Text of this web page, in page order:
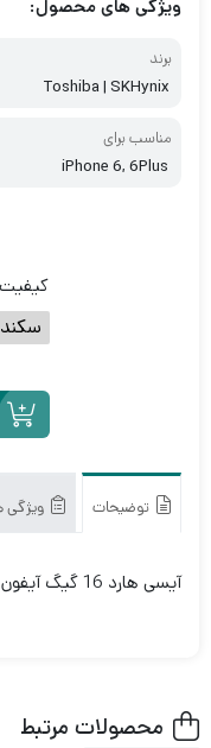
ویژگی های محصول:
برند
Toshiba | SKHynix
مناسب برای
iPhone 6, 6Plus
کیفیت
سکند
توضیحات
آیسی هارد 16 گیگ آیفون 5s تا 6Plus
محصولات مرتبط